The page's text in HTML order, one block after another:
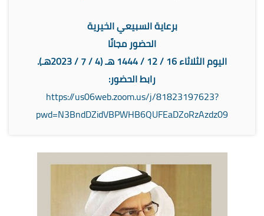
برعاية السبيعي الخيرية
الحضور مجانًا
اليوم الثلاثاء 16 / 12 / 1444 هـ (4 / 7 / 2023هـ).
رابط الحضور:
https://us06web.zoom.us/j/81823197623?
pwd=N3BndDZidVBPWHB6QUFEaDZoRzAzdz09